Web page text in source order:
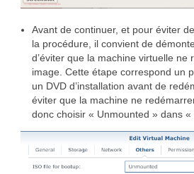
Avant de continuer, et pour éviter
la procédure, il convient de
d’éviter que la machine virtuelle ne
image. Cette étape correspond un
un DVD d’installation avant de
éviter que la machine ne
donc choisir « Unmounted » dans